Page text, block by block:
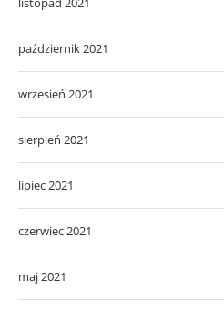
październik 2021
wrzesień 2021
sierpień 2021
lipiec 2021
czerwiec 2021
maj 2021